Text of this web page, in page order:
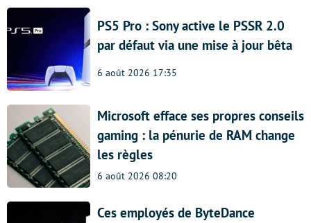
PS5 Pro : Sony active le PSSR 2.0
par défaut via une mise à jour bêta
6 août 2026 17:35
Microsoft efface ses propres conseils
gaming : la pénurie de RAM change
les règles
6 août 2026 08:20
Ces employés de ByteDance